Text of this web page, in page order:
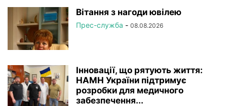
Вітання з нагоди ювілею
Прес-служба - 08.08.2026
Інновації, що рятують життя:
НАМН України підтримує
розробки для медичного
забезпечення...